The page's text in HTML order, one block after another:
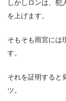
しかしロンは、犯
を上げます。
そもそも雨宮には
す。
それを証明すると
ツ。